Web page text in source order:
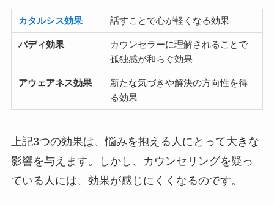
カタルシス効果 話すことで心が軽くなる効果
バディ効果
カウンセラーに理解されることで
孤独感が和らぐ効果
アウェアネス効果
新たな気づきや解決の方向性を得
る効果
上記3つの効果は、悩みを抱える人にとって大きな
影響を与えます。しかし、カウンセリングを疑っ
ている人には、効果が感じにくくなるのです。